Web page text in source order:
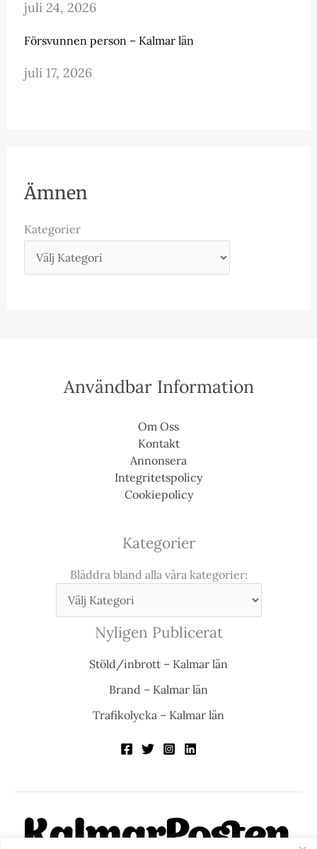
juli 24, 2026
Försvunnen person – Kalmar län
juli 17, 2026
Ämnen
Kategorier
Användbar Information
Om Oss
Kontakt
Annonsera
Integritetspolicy
Cookiepolicy
Kategorier
Bläddra bland alla våra kategorier:
Nyligen Publicerat
Stöld/inbrott – Kalmar län
Brand – Kalmar län
Trafikolycka – Kalmar län